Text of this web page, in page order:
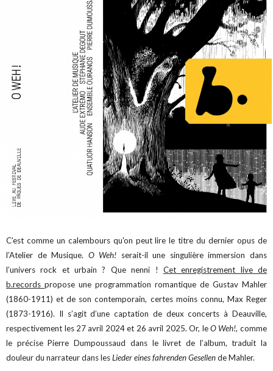
C’est comme un calembours qu'on peut lire le titre du dernier opus de
l’Atelier de Musique. O Weh! serait-il une singulière immersion dans
l’univers rock et urbain ? Que nenni ! Cet enregistrement live de
b.recordspropose une programmation romantique de Gustav Mahler
(1860-1911) et de son contemporain, certes moins connu, Max Reger
(1873-1916). Il s’agit d’une captation de deux concerts à Deauville,
respectivement les 27 avril 2024 et 26 avril 2025. Or, leO Weh!, comme
le précise Pierre Dumpoussaud dans le livret de l’album, traduit la
douleur du narrateur dans lesLieder eines fahrenden Gesellende Mahler.